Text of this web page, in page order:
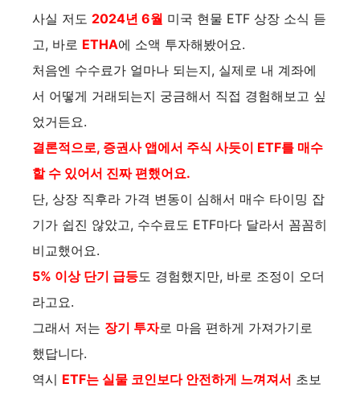
사실 저도 2024년 6월 미국 현물 ETF 상장 소식 듣
고, 바로 ETHA에 소액 투자해봤어요.
처음엔 수수료가 얼마나 되는지, 실제로 내 계좌에
서 어떻게 거래되는지 궁금해서 직접 경험해보고 싶
었거든요.
결론적으로, 증권사 앱에서 주식 사듯이 ETF를 매수
할 수 있어서 진짜 편했어요.
단, 상장 직후라 가격 변동이 심해서 매수 타이밍 잡
기가 쉽진 않았고, 수수료도 ETF마다 달라서 꼼꼼히
비교했어요.
5% 이상 단기 급등도 경험했지만, 바로 조정이 오더
라고요.
그래서 저는 장기 투자로 마음 편하게 가져가기로
했답니다.
역시 ETF는 실물 코인보다 안전하게 느껴져서 초보